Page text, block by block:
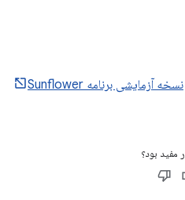
نسخه آزمایشی برنامه Sunflower
مفید بود؟